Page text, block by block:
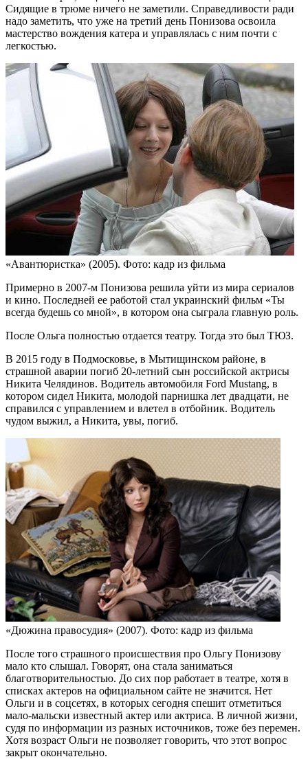
Сидящие в трюме ничего не заметили. Справедливости ради
надо заметить, что уже на третий день Понизова освоила
мастерство вождения катера и управлялась с ним почти с
легкостью.
«Авантюристка» (2005). Фото: кадр из фильма
Примерно в 2007-м Понизова решила уйти из мира сериалов
и кино. Последней ее работой стал украинский фильм «Ты
всегда будешь со мной», в котором она сыграла главную роль.
После Ольга полностью отдается театру. Тогда это был ТЮЗ.
В 2015 году в Подмосковье, в Мытищинском районе, в
страшной аварии погиб 20-летний сын российской актрисы
Никита Челядинов. Водитель автомобиля Ford Mustang, в
котором сидел Никита, молодой парнишка лет двадцати, не
справился с управлением и влетел в отбойник. Водитель
чудом выжил, а Никита, увы, погиб.
«Дюжина правосудия» (2007). Фото: кадр из фильма
После того страшного происшествия про Ольгу Понизову
мало кто слышал. Говорят, она стала заниматься
благотворительностью. До сих пор работает в театре, хотя в
списках актеров на официальном сайте не значится. Нет
Ольги и в соцсетях, в которых сегодня спешит отметиться
мало-мальски известный актер или актриса. В личной жизни,
судя по информации из разных источников, тоже без перемен.
Хотя возраст Ольги не позволяет говорить, что этот вопрос
закрыт окончательно.